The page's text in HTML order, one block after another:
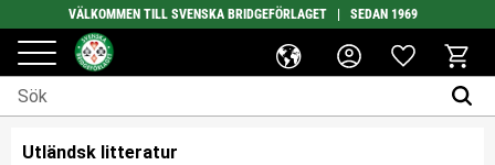
Meny
VÄLKOMMEN TILL SVENSKA BRIDGEFÖRLAGET | SEDAN 1969
Favoriter
Utländsk litteratur